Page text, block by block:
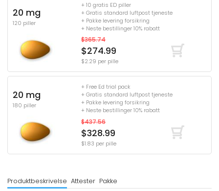
20 mg
120 piller
+ 10 gratis ED piller
+ Gratis standard luftpost tjeneste
+ Pakke levering forsikring
+ Neste bestillinger 10% rabatt
$365.74
$274.99
$2.29 per pille
20 mg
180 piller
+ Free Ed trial pack
+ Gratis standard luftpost tjeneste
+ Pakke levering forsikring
+ Neste bestillinger 10% rabatt
$437.56
$328.99
$1.83 per pille
Produktbeskrivelse Attester Pakke